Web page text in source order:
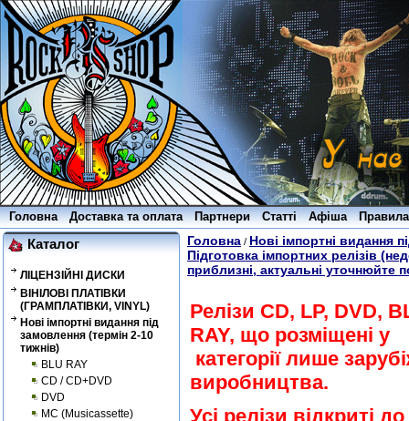
Головна Доставка та оплата Партнери Статті Афіша
Каталог
ЛІЦЕНЗІЙНІ ДИСКИ
ВІНІЛОВІ ПЛАТІВКИ
(ГРАМПЛАТІВКИ, VINYL)
Нові імпортні видання під
замовлення (термін 2-10
тижнів)
BLU RAY
CD / CD+DVD
DVD
MC (Musicassette)
Головна / Нові імпортні видання
Підготовка імпортних релізів
приблизні, актуальні
Релізи CD, LP, DVD,
RAY, що розміщені у
категорії лише
виробництва.
Усі релізи відкриті до